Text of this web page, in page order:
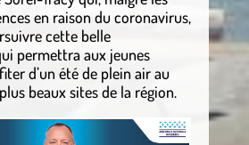
en raison du coronavirus,
cette belle
permettra aux jeunes
d’un été de plein air au
beaux sites de la région.